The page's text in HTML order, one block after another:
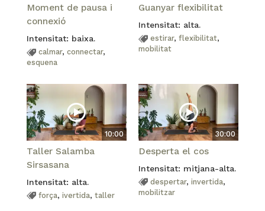
Moment de pausa i
connexió
Intensitat: baixa.
calmar, connectar,
esquena
Guanyar flexibilitat
Intensitat: alta.
estirar, flexibilitat,
mobilitat
10:00
Taller Salamba
Sirsasana
Intensitat: alta.
força, ivertida, taller
30:00
Desperta el cos
Intensitat: mitjana-alta.
despertar, invertida,
mobilitzar